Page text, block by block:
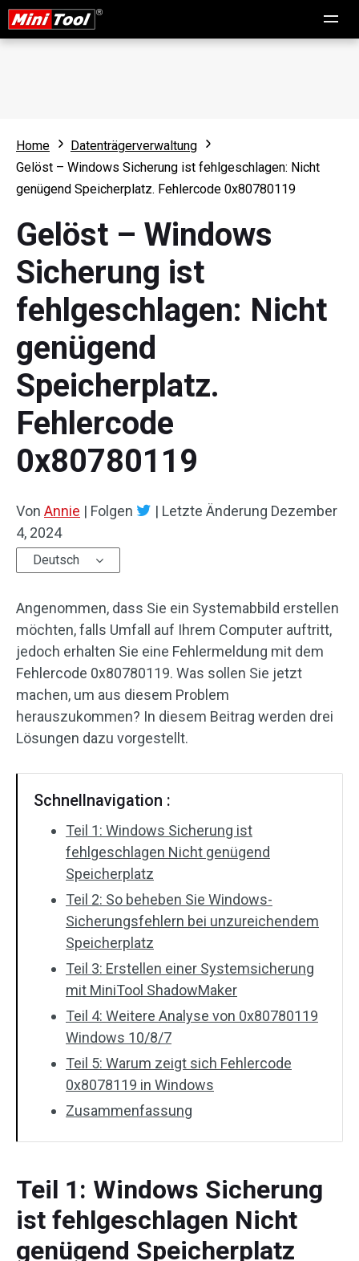
Home
Datenträgerverwaltung
Gelöst – Windows Sicherung ist fehlgeschlagen: Nicht
genügend Speicherplatz. Fehlercode 0x80780119
Gelöst – Windows
Sicherung ist
fehlgeschlagen: Nicht
genügend
Speicherplatz.
Fehlercode
0x80780119
Von Annie | Folgen | Letzte Änderung Dezember
4, 2024
Deutsch
Angenommen, dass Sie ein Systemabbild erstellen
möchten, falls Umfall auf Ihrem Computer auftritt,
jedoch erhalten Sie eine Fehlermeldung mit dem
Fehlercode 0x80780119. Was sollen Sie jetzt
machen, um aus diesem Problem
herauszukommen? In diesem Beitrag werden drei
Lösungen dazu vorgestellt.
Schnellnavigation :
Teil 1: Windows Sicherung ist
fehlgeschlagen Nicht genügend
Speicherplatz
Teil 2: So beheben Sie Windows-
Sicherungsfehlern bei unzureichendem
Speicherplatz
Teil 3: Erstellen einer Systemsicherung
mit MiniTool ShadowMaker
Teil 4: Weitere Analyse von 0x80780119
Windows 10/8/7
Teil 5: Warum zeigt sich Fehlercode
0x8078119 in Windows
Zusammenfassung
Teil 1: Windows Sicherung
ist fehlgeschlagen Nicht
genügend Speicherplatz